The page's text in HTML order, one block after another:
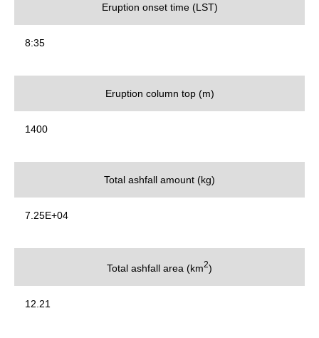
Eruption onset time (LST)
8:35
Eruption column top (m)
1400
Total ashfall amount (kg)
7.25E+04
Total ashfall area (km2)
12.21